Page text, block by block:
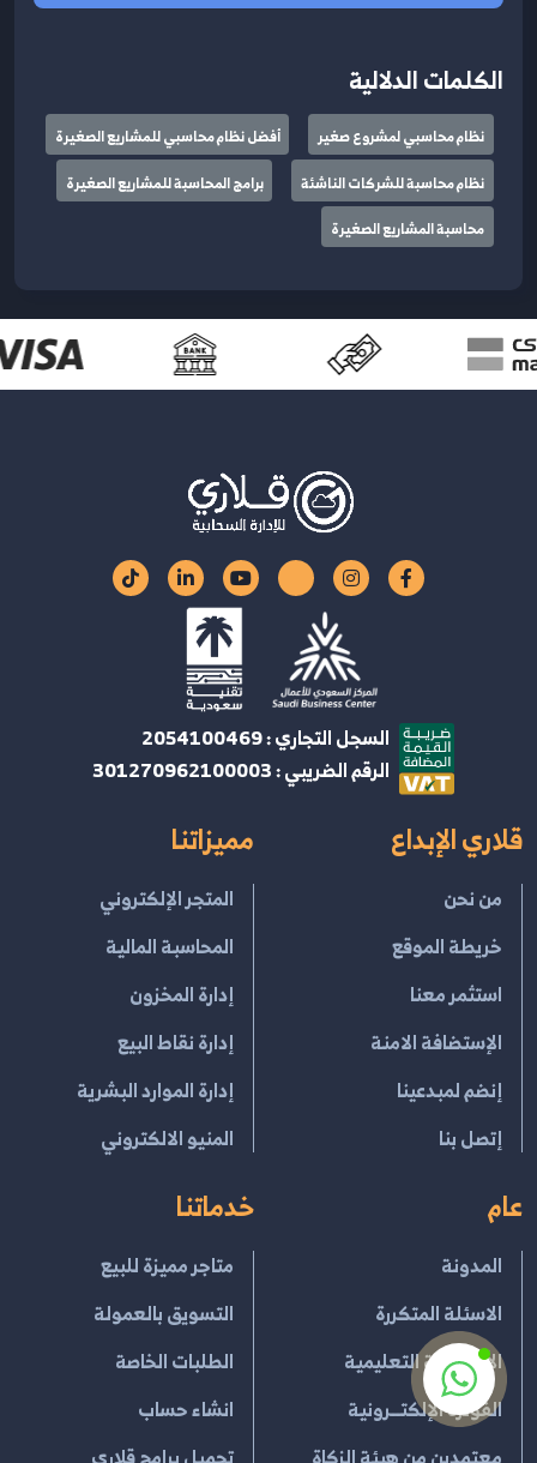
الكلمات الدلالية
نظام محاسبي لمشروع صغير
أفضل نظام محاسبي للمشاريع الصغيرة
نظام محاسبة للشركات الناشئة
برامج المحاسبة للمشاريع الصغيرة
محاسبة المشاريع الصغيرة
السجل التجاري : 2054100469
الرقم الضريبي : 301270962100003
قلاري الإبداع
من نحن
خريطة الموقع
استثمر معنا
الإستضافة الامنة
إنضم لمبدعينا
إتصل بنا
مميزاتنا
المتجر الإلكتروني
المحاسبة المالية
إدارة المخزون
إدارة نقاط البيع
إدارة الموارد البشرية
المنيو الالكتروني
عام
المدونة
الاسئلة المتكررة
الأكاديمية التعليمية
الفوترة الإلكتــرونية
خدماتنا
متاجر مميزة للبيع
التسويق بالعمولة
الطلبات الخاصة
انشاء حساب